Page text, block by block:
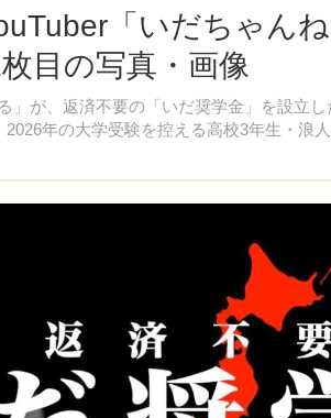
「いだちゃん
目の写真・画像
が、返済不要の「いだ奨学金」を設立
年の大学受験を控える高校3年生・浪